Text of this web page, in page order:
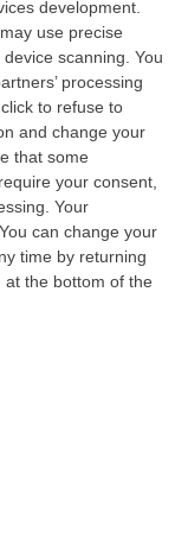
development.
use precise
scanning. You
processing
to refuse to
and change your
that some
your consent,
Your
can change your
time by returning
at the bottom of the
La Coalizione»
se le primarie si
Schlein o se ci
di ieri con il bollino
allerte mass…